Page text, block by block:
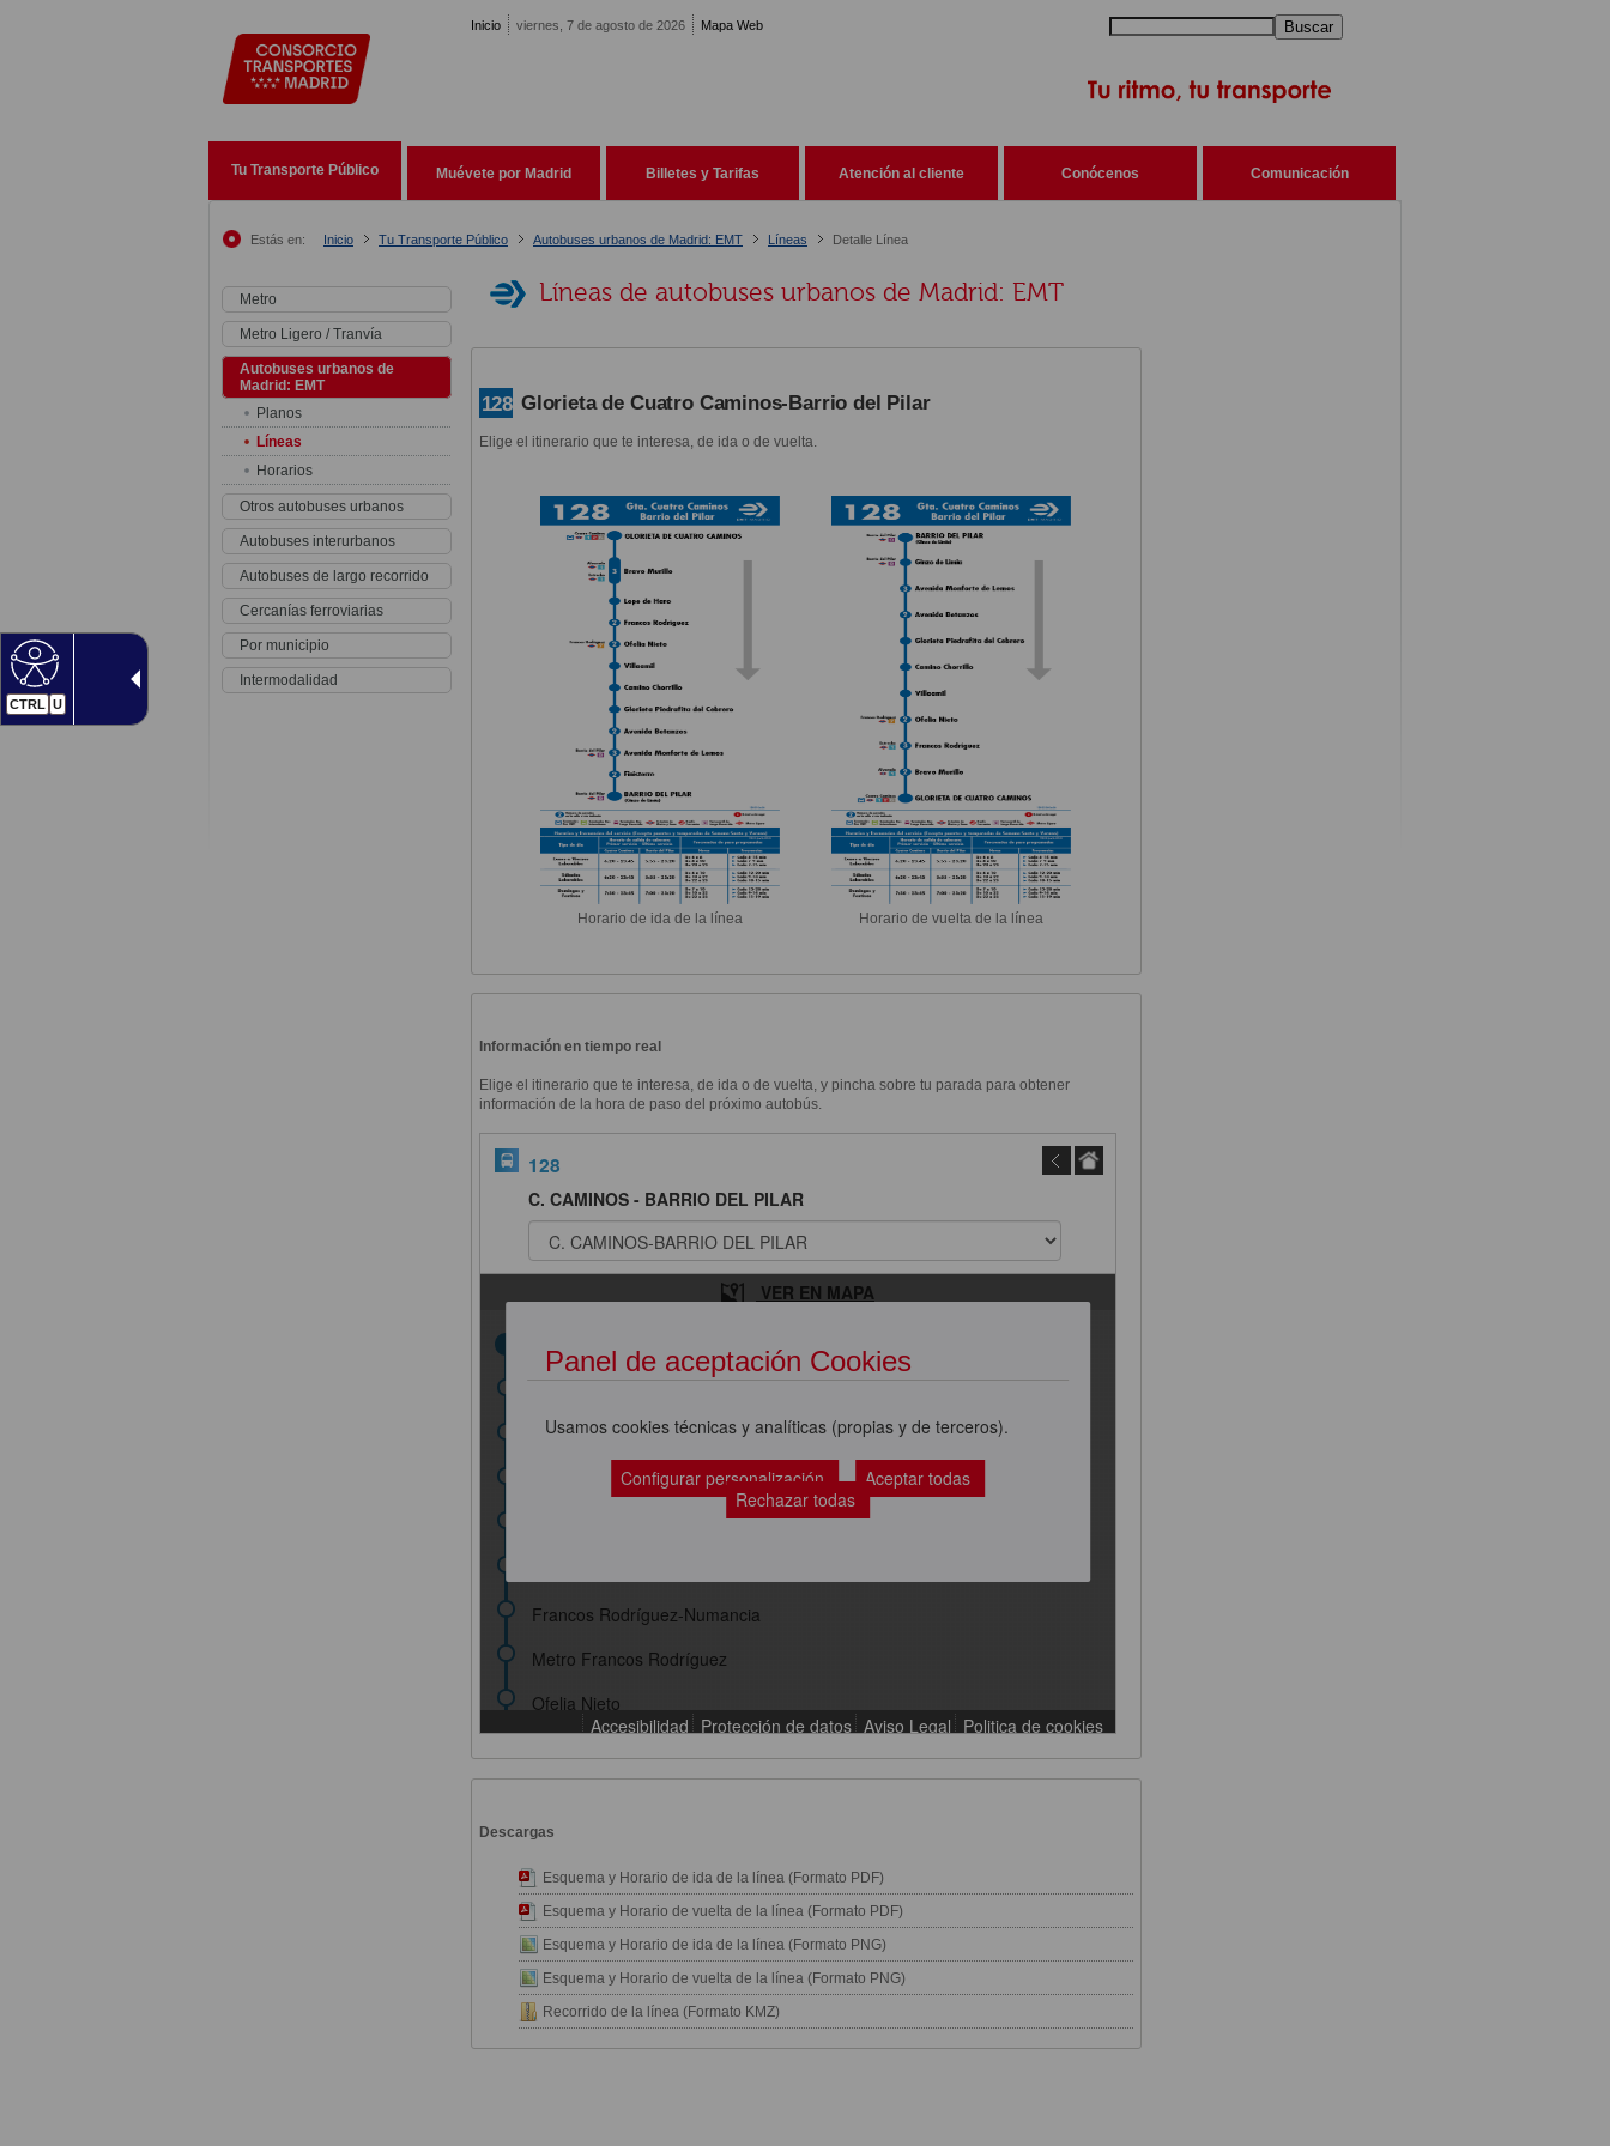
CTRL U
Inicio viernes, 7 de agosto de 2026 Mapa Web Buscar
Tu Transporte Público Muévete por Madrid Billetes y Tarifas Atención al cliente Conócenos Comunicación
Estás en: Inicio Tu Transporte Público Autobuses urbanos de Madrid: EMT Líneas Detalle Línea
Metro
Metro Ligero / Tranvía
Autobuses urbanos de
Madrid: EMT
Planos
Líneas
Horarios
Otros autobuses urbanos
Autobuses interurbanos
Autobuses de largo recorrido
Cercanías ferroviarias
Por municipio
Intermodalidad
Líneas de autobuses urbanos de Madrid: EMT
128 Glorieta de Cuatro Caminos-Barrio del Pilar
Elige el itinerario que te interesa, de ida o de vuelta.
Horario de ida de la línea Horario de vuelta de la línea
Información en tiempo real
Elige el itinerario que te interesa, de ida o de vuelta, y pincha sobre tu parada para obtener
información de la hora de paso del próximo autobús.
Descargas
Esquema y Horario de ida de la línea (Formato PDF)
Esquema y Horario de vuelta de la línea (Formato PDF)
Esquema y Horario de ida de la línea (Formato PNG)
Esquema y Horario de vuelta de la línea (Formato PNG)
Recorrido de la línea (Formato KMZ)